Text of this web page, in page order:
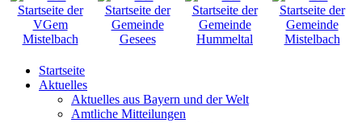
Startseite
Aktuelles
Aktuelles aus Bayern und der Welt
Amtliche Mitteilungen